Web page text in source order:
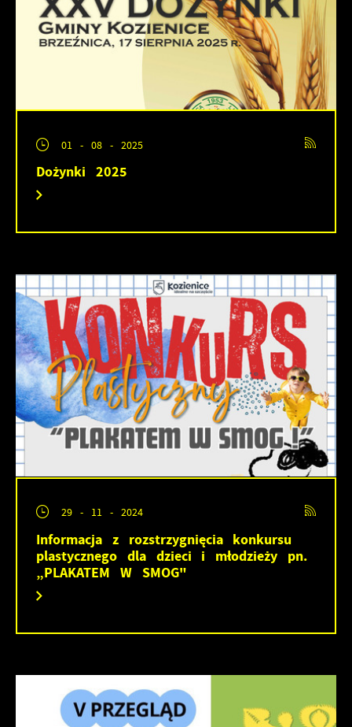
01 - 08 - 2025
Dożynki 2025
29 - 11 - 2024
Informacja z rozstrzygnięcia konkursu
plastycznego dla dzieci i młodzieży pn.
„PLAKATEM W SMOG"